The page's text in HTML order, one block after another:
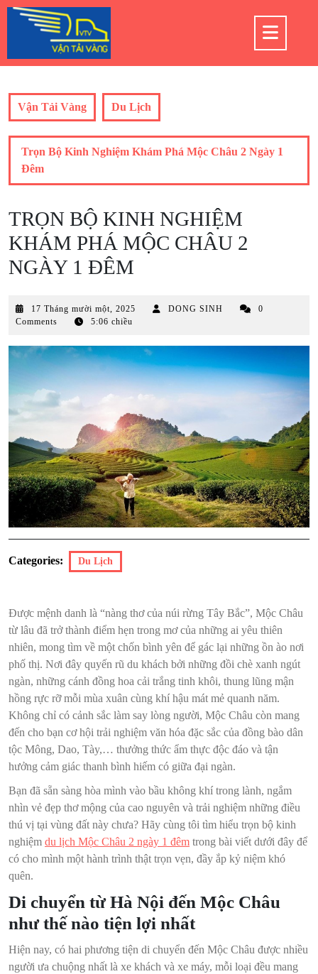
Skip
Vận Tải Vàng Du Lịch
Trọn Bộ Kinh Nghiệm Khám Phá Mộc Châu 2 Ngày 1
Đêm
TRỌN BỘ KINH NGHIỆM
KHÁM PHÁ MỘC CHÂU 2
NGÀY 1 ĐÊM
17 Tháng mười một, 2025
một,
DONG SINH
0
Comments
5:06 chiều
Categories: Du Lịch
Được mệnh danh là “nàng thơ của núi rừng Tây Bắc”, Mộc Châu
từ lâu đã trở thành điểm hẹn trong mơ của những ai yêu thiên
nhiên, mong tìm về một chốn bình yên để gác lại những ồn ào nơi
phố thị. Nơi đây quyến rũ du khách bởi những đồi chè xanh ngút
ngàn, những cánh đồng hoa cải trắng tinh khôi, thung lũng mận
hồng rực rỡ mỗi mùa xuân cùng khí hậu mát mẻ quanh năm.
Không chỉ có cảnh sắc làm say lòng người, Mộc Châu còn mang
đến cho bạn cơ hội trải nghiệm văn hóa đặc sắc của đồng bào dân
tộc Mông, Dao, Tày,… thưởng thức ẩm thực độc đáo và tận
hưởng cảm giác thanh bình hiếm có giữa đại ngàn.
Bạn đã sẵn sàng hòa mình vào bầu không khí trong lành, ngắm
nhìn vẻ đẹp thơ mộng của cao nguyên và trải nghiệm những điều
thú vị tại vùng đất này chưa? Hãy cùng tôi tìm hiểu trọn bộ kinh
nghiệm du lịch Mộc Châu 2 ngày 1 đêm trong bài viết dưới đây để
có cho mình một hành trình thật trọn vẹn, đầy ắp kỷ niệm khó
quên.
Di chuyển từ Hà Nội đến Mộc Châu
như thế nào tiện lợi nhất
Hiện nay, có hai phương tiện di chuyển đến Mộc Châu được nhiều
người ưa chuộng nhất là xe khách và xe máy, mỗi loại đều mang